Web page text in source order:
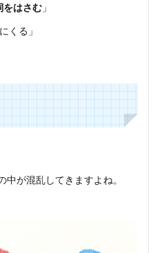
をはさむ 」
くる」
が混乱してきますよね。